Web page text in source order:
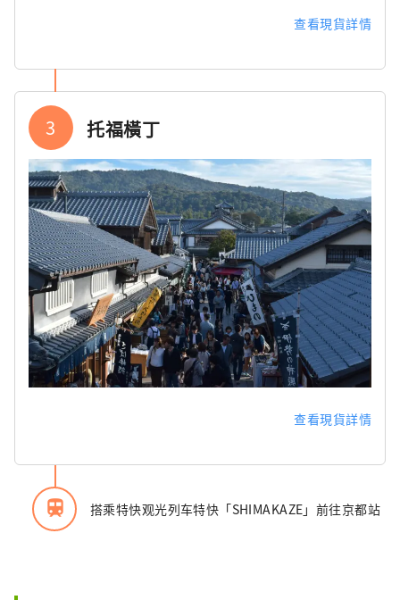
查看現貨詳情
3 托福橫丁
查看現貨詳情
train 搭乘特快观光列车特快「SHIMAKAZE」前往京都站